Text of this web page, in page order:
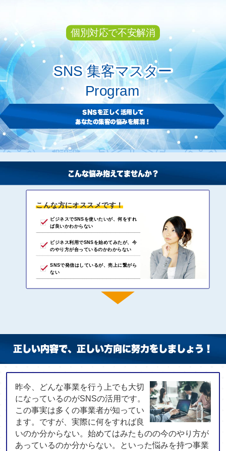
個別対応で不安解消
SNS 集客マスター
Program
SNSを正しく活用して
あなたの集客の悩みを解消！
こんな悩み抱えてませんか？
こんな方にオススメです！
ビジネスでSNSを使いたいが、何をすれ
ば良いかわからない
ビジネス利用でSNSを始めてみたが、今
のやり方が合っているのかわからない
SNSで発信はしているが、売上に繋がら
ない
正しい内容で、正しい方向に努力をしましょう！
昨今、どんな事業を行う上でも大切
になっているのがSNSの活用です。
この事実は多くの事業者が知ってい
ます。ですが、実際に何をすれば良
いのか分からない。始めてはみたものの今のやり方が
あっているのか分からない。といった悩みを持つ事業